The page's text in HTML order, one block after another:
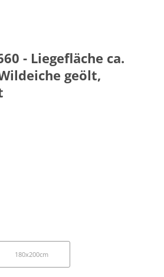
- Liegefläche ca.
geölt,
180x200cm